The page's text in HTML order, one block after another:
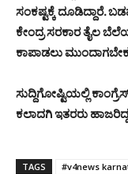
ಸಂಕಷ್ಟಕ್ಕೆ ದೂಡಿದ್ದಾರೆ.
ಕೇಂದ್ರ ಸರಕಾರ ತೈಲ
ಕಾಪಾಡಲು
ಸುದ್ದಿಗೋಷ್ಟಿಯಲ್ಲಿ
ಕಲಾದಗಿ ಇತರರು
TAGS #v4news